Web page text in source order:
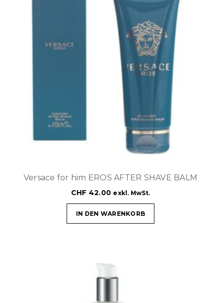
Versace for him EROS AFTER SHAVE BALM
CHF 42.00 exkl. MwSt.
IN DEN WARENKORB